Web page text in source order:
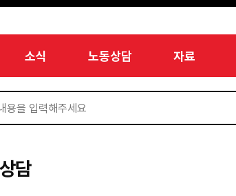
소식 노동상담 자료
담